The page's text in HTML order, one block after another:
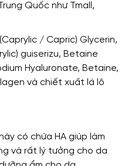
Quốc như Tmall,
/ Capric) Glycerin,
guiserizu, Betaine
Hyaluronate, Betaine,
và chiết xuất lá lô
có chứa HA giúp làm
và rất lý tưởng cho da